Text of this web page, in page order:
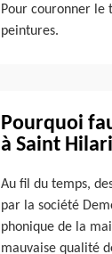
Pour couronner le
peintures.
Pourquoi
à Saint
Au fil du temps,
par la société
phonique de la
mauvaise qualité